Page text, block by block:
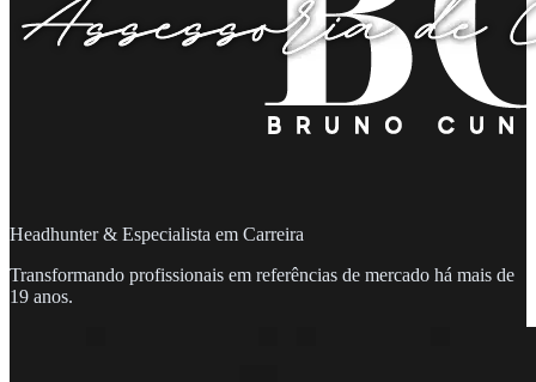
Headhunter & Especialista em Carreira
Transformando profissionais em referências de mercado há mais de
19 anos.